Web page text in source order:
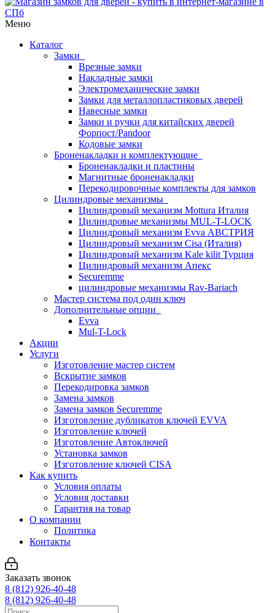
Меню
Каталог
Замки
Врезные замки
Накладные замки
Электромеханические замки
Замки для металлопластиковых дверей
Навесные замки
Замки и ручки для китайских дверей
Форпост/Раndoor
Кодовые замки
Броненакладки и комплектующие
Броненакладки и пластины
Магнитные броненакладки
Перекодировочные комплекты для замков
Цилиндровые механизмы
Цилиндровый механизм Mottura Италия
Цилиндровые механизмы MUL-T-LOCK
Цилиндровый механизм Evva АВСТРИЯ
Цилиндровый механизм Cisa (Италия)
Цилиндровый механизм Kale kilit Турция
Цилиндровый механизм Апекс
Securemme
цилиндровые механизмы Rav-Bariach
Мастер система под один ключ
Дополнительные опции
Evva
Mul-T-Lock
Акции
Услуги
Изготовление мастер систем
Вскрытие замков
Перекодировка замков
Замена замков
Замена замков Securemme
Изготовление дубликатов ключей EVVA
Изготовление ключей
Изготовление Автоключей
Установка замков
Изготовление ключей CISA
Как купить
Условия оплаты
Условия доставки
Гарантия на товар
О компании
Политика
Контакты
Заказать звонок
8 (812) 926-40-48
8 (812) 926-40-48